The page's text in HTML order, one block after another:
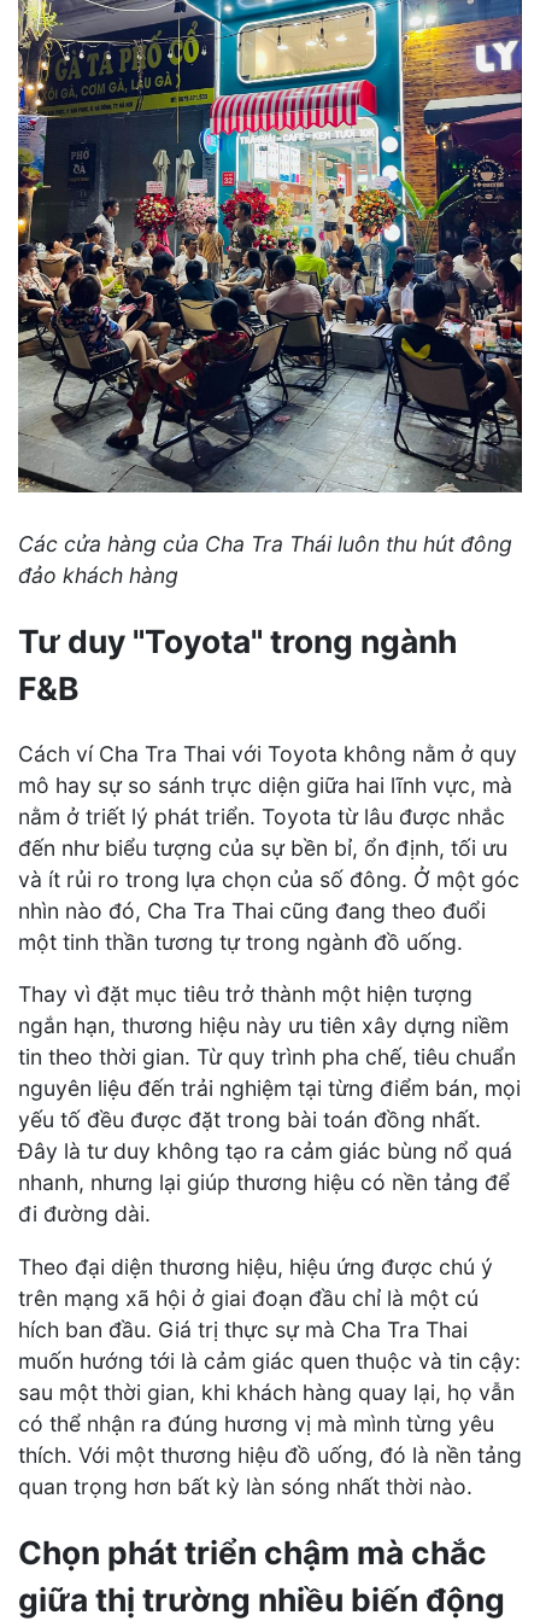
Các cửa hàng của Cha Tra Thái luôn thu hút đông
đảo khách hàng
Tư duy "Toyota" trong ngành
F&B
Cách ví Cha Tra Thai với Toyota không nằm ở quy
mô hay sự so sánh trực diện giữa hai lĩnh vực, mà
nằm ở triết lý phát triển. Toyota từ lâu được nhắc
đến như biểu tượng của sự bền bỉ, ổn định, tối ưu
và ít rủi ro trong lựa chọn của số đông. Ở một góc
nhìn nào đó, Cha Tra Thai cũng đang theo đuổi
một tinh thần tương tự trong ngành đồ uống.
Thay vì đặt mục tiêu trở thành một hiện tượng
ngắn hạn, thương hiệu này ưu tiên xây dựng niềm
tin theo thời gian. Từ quy trình pha chế, tiêu chuẩn
nguyên liệu đến trải nghiệm tại từng điểm bán, mọi
yếu tố đều được đặt trong bài toán đồng nhất.
Đây là tư duy không tạo ra cảm giác bùng nổ quá
nhanh, nhưng lại giúp thương hiệu có nền tảng để
đi đường dài.
Theo đại diện thương hiệu, hiệu ứng được chú ý
trên mạng xã hội ở giai đoạn đầu chỉ là một cú
hích ban đầu. Giá trị thực sự mà Cha Tra Thai
muốn hướng tới là cảm giác quen thuộc và tin cậy:
sau một thời gian, khi khách hàng quay lại, họ vẫn
có thể nhận ra đúng hương vị mà mình từng yêu
thích. Với một thương hiệu đồ uống, đó là nền tảng
quan trọng hơn bất kỳ làn sóng nhất thời nào.
Chọn phát triển chậm mà chắc
giữa thị trường nhiều biến động